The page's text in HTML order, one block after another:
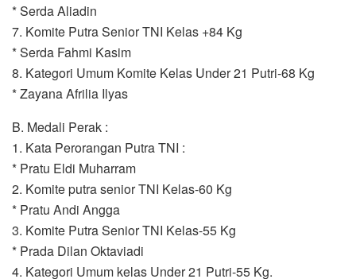
* Serda Aliadin
7. Komite Putra Senior TNI Kelas +84 Kg
* Serda Fahmi Kasim
8. Kategori Umum Komite Kelas Under 21 Putri-68 Kg
* Zayana Afrilia Ilyas
B. Medali Perak :
1. Kata Perorangan Putra TNI :
* Pratu Eldi Muharram
2. Komite putra senior TNI Kelas-60 Kg
* Pratu Andi Angga
3. Komite Putra Senior TNI Kelas-55 Kg
* Prada Dilan Oktaviadi
4. Kategori Umum kelas Under 21 Putri-55 Kg.